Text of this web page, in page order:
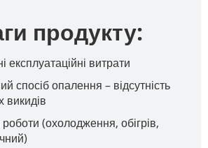
продукту:
експлуатаційні витрати
спосіб опалення – відсутність
викидів
(охолодження, обігрів,